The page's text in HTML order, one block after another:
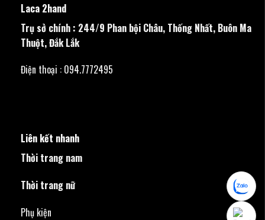
Laca 2hand
Trụ sở chính : 244/9 Phan bội Châu, Thống Nhất, Buôn Ma
Thuột, Đắk Lắk
Điện thoại : 094.7772495
Liên kết nhanh
Thời trang nam
Thời trang nữ
Phụ kiện